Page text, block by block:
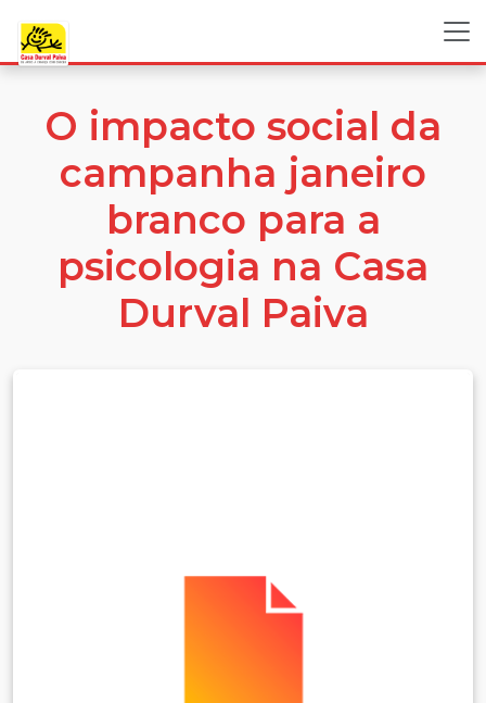
O impacto social da
campanha janeiro
branco para a
psicologia na Casa
Durval Paiva